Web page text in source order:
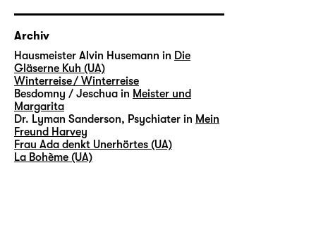
Archiv
Hausmeister Alvin Husemann in Die
Gläserne Kuh (UA)
Winterreise / Winterreise
Besdomny / Jeschua in Meister und
Margarita
Dr. Lyman Sanderson, Psychiater in Mein
Freund Harvey
Frau Ada denkt Unerhörtes (UA)
La Bohème (UA)